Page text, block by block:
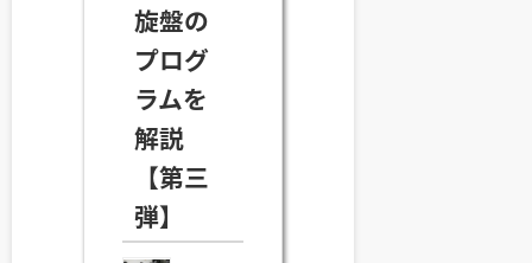
旋盤の
プログ
ラムを
解説
【第三
弾】